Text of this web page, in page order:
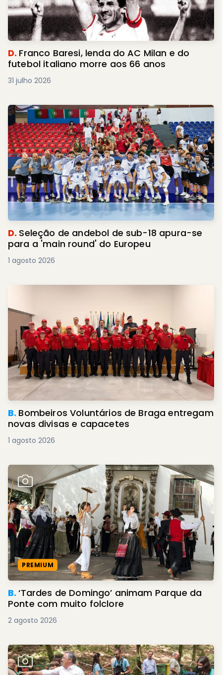
D. Franco Baresi, lenda do AC Milan e do
futebol italiano morre aos 66 anos
31 julho 2026
D. Seleção de andebol de sub-18 apura-se
para a 'main round' do Europeu
1 agosto 2026
B. Bombeiros Voluntários de Braga entregam
novas divisas e capacetes
1 agosto 2026
PREMIUM
B.‘Tardes de Domingo’ animam Parque da
Ponte com muito folclore
2 agosto 2026